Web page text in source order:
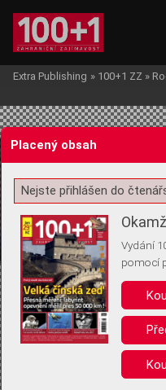
Žádost o souhlas s
Pro základní fungování webu
(tzv. cookies apod.). Rádi
uložením volitelných informací:
Anonymní unikátní ID
Díky němu příště poznáme, že
Extra Publishing » 100+1 ZZ »
Placený obsah
Nejste přihlášen do
Vydání
pomocí